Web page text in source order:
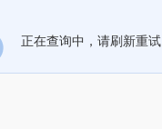
正在查询中，请刷新重试